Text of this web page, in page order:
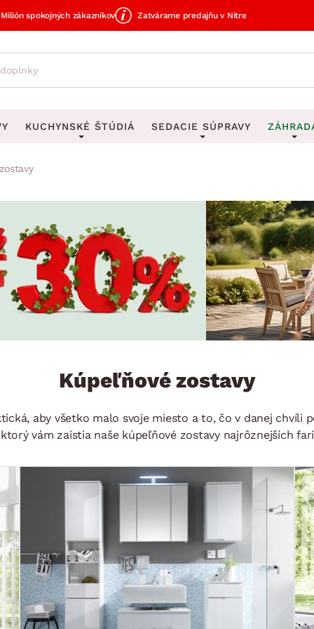
Milión spokojných zákazníkov Zatvárame predajňu v Nitre
Hodiny
Vázy
Zobrazit vše
Stojany na
Stojany na
Stojany na
Zobrazit vše
ZÁHRADNÉ
KUCHYNSKÉ ŠTÚDIÁ SEDACIE SÚPRAVY
Sedacie súpravy 3-2-1
Sedacie súpravy na mieru
Kúpeľňové zostavy
aby všetko malo svoje miesto a to, čo v danej chvíli
vám zaistia naše kúpeľňové zostavy najrôznejších